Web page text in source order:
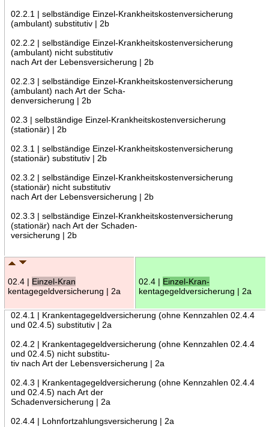
02.2.1 | selbständige Einzel-Krankheitskostenversicherung
(ambulant) substitutiv | 2b
02.2.2 | selbständige Einzel-Krankheitskostenversicherung
(ambulant) nicht substitutiv
nach Art der Lebensversicherung | 2b
02.2.3 | selbständige Einzel-Krankheitskostenversicherung
(ambulant) nach Art der Scha-
denversicherung | 2b
02.3 | selbständige Einzel-Krankheitskostenversicherung
(stationär) | 2b
02.3.1 | selbständige Einzel-Krankheitskostenversicherung
(stationär) substitutiv | 2b
02.3.2 | selbständige Einzel-Krankheitskostenversicherung
(stationär) nicht substitutiv
nach Art der Lebensversicherung | 2b
02.3.3 | selbständige Einzel-Krankheitskostenversicherung
(stationär) nach Art der Schaden-
versicherung | 2b
02.4 | Einzel-Kran
kentagegeldversicherung | 2a
02.4 | Einzel-Kran-
kentagegeldversicherung | 2a
02.4.1 | Krankentagegeldversicherung (ohne Kennzahlen 02.4.4
und 02.4.5) substitutiv | 2a
02.4.2 | Krankentagegeldversicherung (ohne Kennzahlen 02.4.4
und 02.4.5) nicht substitu-
tiv nach Art der Lebensversicherung | 2a
02.4.3 | Krankentagegeldversicherung (ohne Kennzahlen 02.4.4
und 02.4.5) nach Art der
Schadenversicherung | 2a
02.4.4 | Lohnfortzahlungsversicherung | 2a